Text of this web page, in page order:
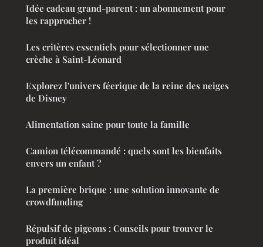
Idée cadeau grand-parent : un abonnement pour
les rapprocher !
Les critères essentiels pour sélectionner une
crèche à Saint-Léonard
Explorez l'univers féerique de la reine des neiges
de Disney
Alimentation saine pour toute la famille
Camion télécommandé : quels sont les bienfaits
envers un enfant ?
La première brique : une solution innovante de
crowdfunding
Répulsif de pigeons : Conseils pour trouver le
produit idéal